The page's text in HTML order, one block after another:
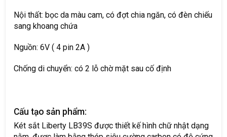
Nội thất: bọc da màu cam, có đợt chia ngăn, có đèn chiếu
sang khoang chứa
Nguồn: 6V ( 4 pin 2A )
Chống di chuyển: có 2 lỗ chờ mặt sau cố định
Cấu tạo sản phẩm:
Két sắt Liberty LB39S được thiết kế hình chữ nhật dạng